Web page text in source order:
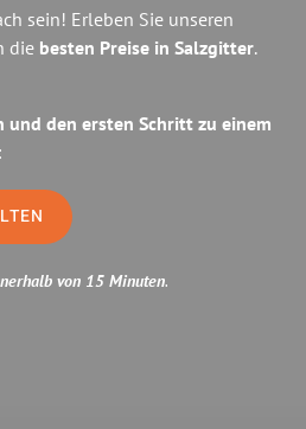
sein! Erleben Sie unseren
die besten Preise in Salzgitter.
den ersten Schritt zu einem
von 15 Minuten.